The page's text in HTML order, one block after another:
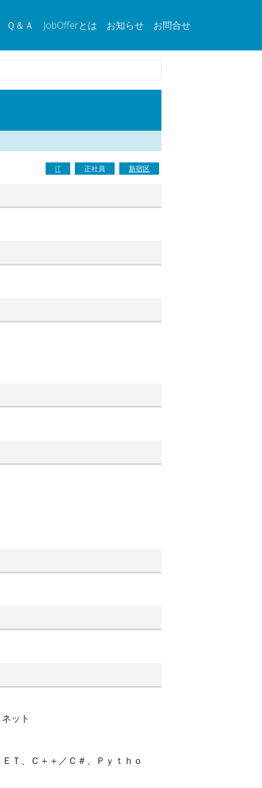
Ｑ＆Ａ JobOfferとは お知らせ お問合せ
IT 正社員 新宿区
ット
Ｔ、Ｃ＋＋／Ｃ＃、Ｐｙｔｈｏ